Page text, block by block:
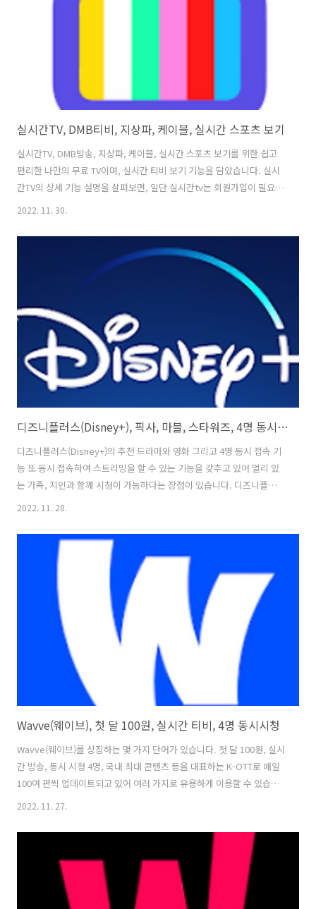
수 있습니다. 1. 실시간 tv보기, 삼성 TV..
실시간TV, DMB티비, 지상파, 케이블, 실시간 스포츠 보기
실시간TV, DMB방송, 지상파, 케이블, 실시간 스포츠 보기를 위한 쉽고
편리한 나만의 무료 TV이며, 실시간 티비 보기 기능을 담았습니다. 실시
간TV의 상세 기능 설명을 살펴보면, 일단 실시간tv는 회원가입이 필요
채널을 24시간 무료로 이용할 수 있으며, 사용자 친화적 인터페이스와
편의 기능을 제공하고 있어 언제 어디서나 쉽고 빠르게 즐길 수 있는 내
손안의 무료 DMB TV로 모바일 미디어 환경에 최적화된 방송 무료 보기
를 제공 하고 있습니다. 1. 실시간TV, DMB방송, 지상파, 케이블, 실시간
스포츠 보기 버전 1.0.1 업데이트 날짜 2022. 8..
2022. 11. 30.
디즈니플러스(Disney+), 픽사, 마블, 스타워즈, 4명 동시접속
디즈니플러스(Disney+)의 추천 드라마와 영화 그리고 4명 동시 접속 기
능 또 동시 접속하여 스트리밍을 할 수 있는 기능을 갖추고 있어 멀리 있
는 가족, 지인과 함께 시청이 가능하다는 장점이 있습니다. 디즈니플러스
는 취향에 따라 골라 볼 수 있는 다양한 콘텐츠를 한데 모아 제공하는 넷
타워즈, 내셔널지오그래픽, Star의 흥미진진한 콘텐츠가 넘치는 풍성한
엔터테인먼트의 세계를 특별하게 경험해 보실 수 있습니다. 물론 최신 공
개작, 오리지널 시리즈와 영화, 고전 영화, 추억의 작품 등을 디즈니플러
스에서 볼 수 있으며, 《완다비전》, 《로키》 등의 오리지널 시리즈와
팬들이 사랑하는 《어벤져스: 엔드게임》, 《겨울왕국 II》, 《심슨..
2022. 11. 28.
Wavve(웨이브), 첫 달 100원, 실시간 티비, 4명 동시시청
Wavve(웨이브)를 상징하는 몇 가지 단어가 있습니다. 첫 달 100원, 실시
간 방송, 동시 시청 4명, 국내 최대 콘텐츠 등을 대표하는 K-OTT로 매일
100여 편씩 업데이트되고 있어 여러 가지로 유용하게 이용할 수 있습니
방 5분 후에 바로 시청할 수 있는 Quick VOD 기능도 유용하게 활용될 수
있으며, 놓친 부분은 되감아보는 타임머신 기능과 최신 국내 드라마, 예
능과 클래식 지상파 프로그램을 포함하고 있어 편리하게 이용할 수 있습
니다. 또, 미드, 영드, 중들, 일드와 웨이브만의 독점 해외 시리즈, 웨이브
에서만 볼 수 있는 오리지널 드라마, 예능,..
2022. 11. 27.